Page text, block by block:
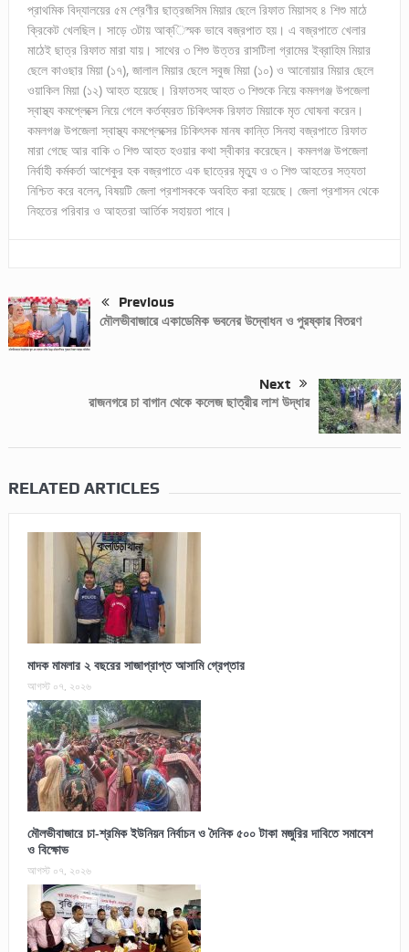
প্রাথমিক বিদ্যালয়ের ৫ম শ্রেণীর ছাত্রজসিম মিয়ার ছেলে রিফাত মিয়াসহ ৪ শিশু মাঠে
ক্রিকেট খেলছিল। সাড়ে ৩টায় আক্িস্মক ভাবে বজ্রপাত হয়। এ বজ্রপাতে খেলার
মাঠেই ছাত্র রিফাত মারা যায়। সাথের ৩ শিশু উত্তর রাসটিলা গ্রামের ইব্রাহিম মিয়ার
ছেলে কাওছার মিয়া (১৭), জালাল মিয়ার ছেলে সবুজ মিয়া (১০) ও আনোয়ার মিয়ার ছেলে
ওয়াকিল মিয়া (১২) আহত হয়েছে। রিফাতসহ আহত ৩ শিশুকে নিয়ে কমলগঞ্জ উপজেলা
স্বাস্থ্য কমপ্লেক্সে নিয়ে গেলে কর্তব্যরত চিকিৎসক রিফাত মিয়াকে মৃত ঘোষনা করেন।
কমলগঞ্জ উপজেলা স্বাস্থ্য কমপ্লেক্সের চিকিৎসক মানষ কান্তি সিনহা বজ্রপাতে রিফাত
মারা গেছে আর বাকি ৩ শিশু আহত হওয়ার কথা স্বীকার করেছেন। কমলগঞ্জ উপজেলা
নির্বাহী কর্মকর্তা আশেকুর হক বজ্রপাতে এক ছাত্রের মৃত্যু ও ৩ শিশু আহতের সত্যতা
নিশ্চিত করে বলেন, বিষয়টি জেলা প্রশাসককে অবহিত করা হয়েছে। জেলা প্রশাসন থেকে
নিহতের পরিবার ও আহতরা আর্তিক সহায়তা পাবে।
Previous
মৌলভীবাজারে একাডেমিক ভবনের উদ্বোধন ও পুরষ্কার বিতরণ
Next
রাজনগরে চা বাগান থেকে কলেজ ছাত্রীর লাশ উদ্ধার
RELATED ARTICLES
মাদক মামলার ২ বছরের সাজাপ্রাপ্ত আসামি গ্রেপ্তার
আগস্ট ০৭, ২০২৬
মৌলভীবাজারে চা-শ্রমিক ইউনিয়ন নির্বাচন ও দৈনিক ৫০০ টাকা মজুরির দাবিতে সমাবেশ
ও বিক্ষোভ
আগস্ট ০৭, ২০২৬